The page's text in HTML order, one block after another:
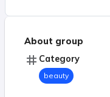
About group
Category
beauty